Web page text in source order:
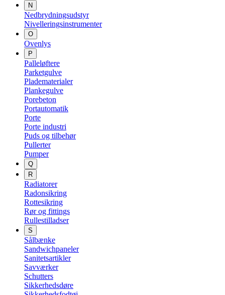
N
Nedbrydningsudstyr
Nivelleringsinstrumenter
O
Ovenlys
P
Palleløftere
Parketgulve
Pladematerialer
Plankegulve
Porebeton
Portautomatik
Porte
Porte industri
Puds og tilbehør
Pullerter
Pumper
Q
R
Radiatorer
Radonsikring
Rottesikring
Rør og fittings
Rullestilladser
S
Sålbænke
Sandwichpaneler
Sanitetsartikler
Savværker
Schutters
Sikkerhedsdøre